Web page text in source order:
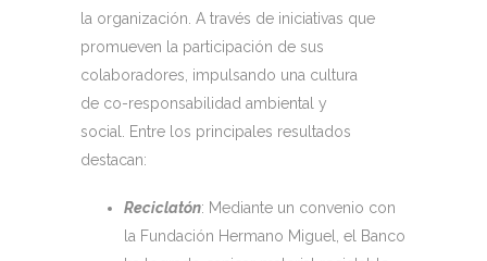
la organización. A través de iniciativas que
promueven la participación de sus
colaboradores, impulsando una cultura
de co-responsabilidad ambiental y
social. Entre los principales resultados
destacan:
Reciclatón: Mediante un convenio con
la Fundación Hermano Miguel, el Banco